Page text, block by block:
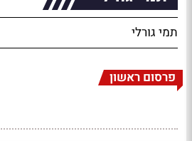
תמי גורלי
פרסום ראשון